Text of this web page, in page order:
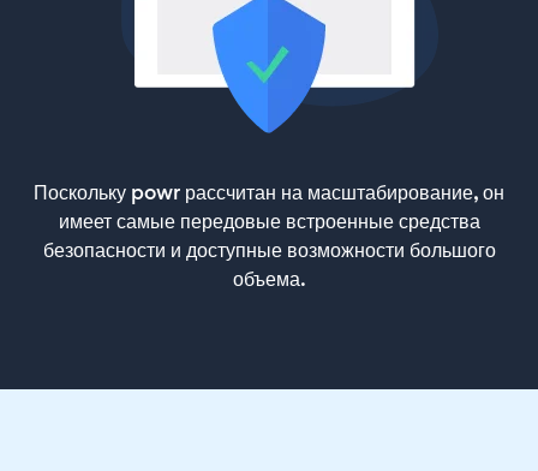
Поскольку powr рассчитан на масштабирование, он
имеет самые передовые встроенные средства
безопасности и доступные возможности большого
объема.